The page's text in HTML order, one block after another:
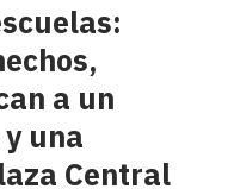
a un
una
Central